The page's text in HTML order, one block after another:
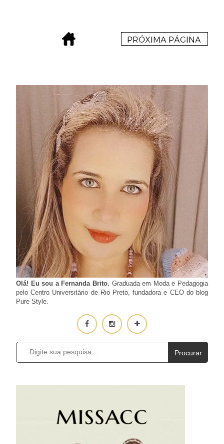
Olá! Eu sou a Fernanda Brito. Graduada em Moda e Pedagogia
pelo Centro Universitário de Rio Preto, fundadora e CEO do blog
Pure Style.
Procurar